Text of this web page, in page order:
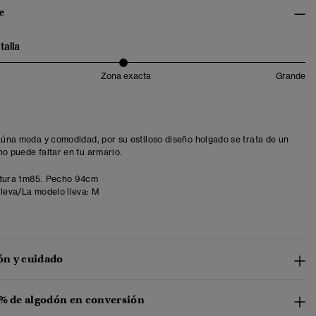
Zona exacta Grande
moda y comodidad, por su estiloso diseño holgado se trata de un
puede faltar en tu armario.
1m85. Pecho 94cm
La modelo lleva: M
y cuidado
de algodón en conversión